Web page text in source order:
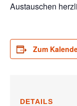
Austauschen
Zum
DETAILS